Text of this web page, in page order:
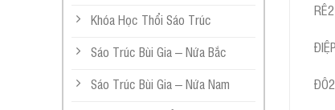
Khóa Học Thổi Sáo Trúc
Sáo Trúc Bùi Gia – Nứa Bắc
Sáo Trúc Bùi Gia – Nứa Nam